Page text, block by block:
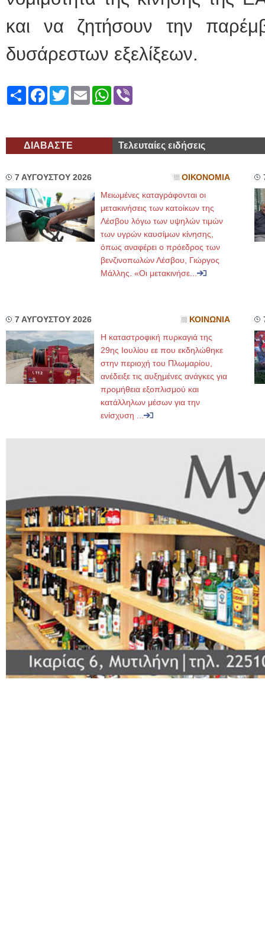
και να ζητήσουν την
δυσάρεστων εξελίξεων.
ShareFacebook
TwitterEmailWhatsApp
ΔΙΑΒΑΣΤΕ Τελευταίες ειδήσεις
7 ΑΥΓΟΥΣΤΟΥ 2026 ΟΙΚΟΝΟΜΙΑ
Μειωμένες καταγράφονται οι
μετακινήσεις των κατοίκων της
Λέσβου λόγω των υψηλών τιμών
των υγρών καυσίμων κίνησης,
όπως αναφέρει ο πρόεδρος των
βενζινοπωλών Λέσβου, Γιώργος
Μάλλης. «Οι μετακινήσε...
7 ΑΥΓΟΥΣΤΟΥ 2026 ΚΟΙΝΩΝΙΑ
Η καταστροφική πυρκαγιά της
29ης Ιουλίου εε που εκδηλώθηκε
στην περιοχή του Πλωμαρίου,
ανέδειξε τις αυξημένες ανάγκες για
προμήθεια εξοπλισμού και
κατάλληλων μέσων για την
ενίσχυση ...